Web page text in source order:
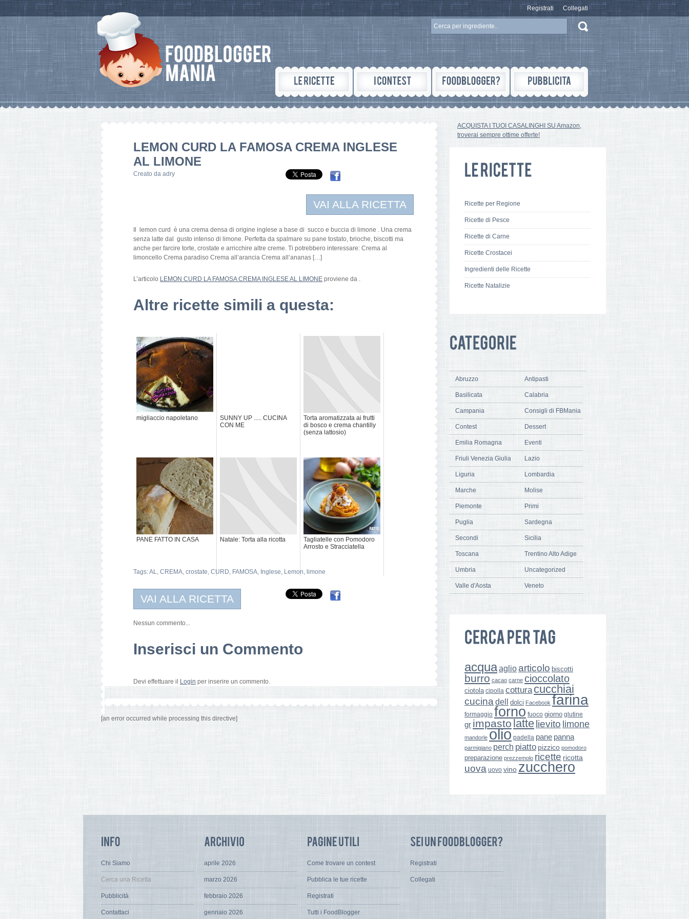
Registrati Collegati
LEMON CURD LA FAMOSA CREMA INGLESE
AL LIMONE
Creato da adry
VAI ALLA RICETTA
Il lemon curd è una crema densa di origine inglese a base di succo e buccia di limone . Una crema
senza latte dal gusto intenso di limone. Perfetta da spalmare su pane tostato, brioche, biscotti ma
anche per farcire torte, crostate e arricchire altre creme. Ti potrebbero interessare: Crema al
limoncello Crema paradiso Crema all’arancia Crema all’ananas […]
L’articolo LEMON CURD LA FAMOSA CREMA INGLESE AL LIMONE proviene da .
Altre ricette simili a questa:
migliaccio napoletano
SUNNY UP ..... CUCINA
CON ME
Torta aromatizzata ai frutti
di bosco e crema chantilly
(senza lattosio)
PANE FATTO IN CASA Natale: Torta alla ricotta
Tagliatelle con Pomodoro
Arrosto e Stracciatella
Tags:AL, CREMA, crostate, CURD, FAMOSA, Inglese, Lemon, limone
VAI ALLA RICETTA
Nessun commento...
Inserisci un Commento
Devi effettuare il Login per inserire un commento.
[an error occurred while processing this directive]
ACQUISTA I TUOI CASALINGHI SU Amazon,
troverai sempre ottime offerte!
Ricette per Regione
Ricette di Pesce
Ricette di Carne
Ricette Crostacei
Ingredienti delle Ricette
Ricette Natalizie
Abruzzo Antipasti
Basilicata Calabria
Campania Consigli di FBMania
Contest Dessert
Emilia Romagna Eventi
Friuli Venezia Giulia Lazio
Liguria Lombardia
Marche Molise
Piemonte Primi
Puglia Sardegna
Secondi Sicilia
Toscana Trentino Alto Adige
Umbria Uncategorized
Valle d'Aosta Veneto
acquaaglio articolo biscotti
burro cacao carne cioccolato
ciotola cipolla cottura cucchiai
cucina dell dolci Facebook farina
formaggio forno fuoco giorno glutine
gr impasto latte lievito limone
mandorle olio padella pane panna
parmigiano perch piatto pizzico pomodoro
preparazione prezzemolo ricette ricotta
uova uovo vino zucchero
Chi Siamo
Cerca una Ricetta
Pubblicità
Contattaci
aprile 2026
marzo 2026
febbraio 2026
gennaio 2026
Come trovare un contest
Pubblica le tue ricette
Registrati
Tutti i FoodBlogger
Registrati
Collegati